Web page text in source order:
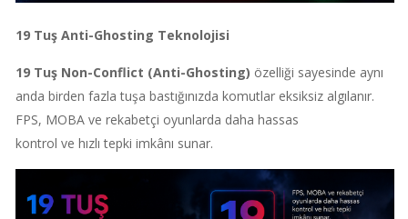
19 Tuş Anti-Ghosting Teknolojisi
19 Tuş Non-Conflict (Anti-Ghosting) özelliği sayesinde aynı
anda birden fazla tuşa bastığınızda komutlar eksiksiz algılanır.
FPS, MOBA ve rekabetçi oyunlarda daha hassas
kontrol ve hızlı tepki imkânı sunar.